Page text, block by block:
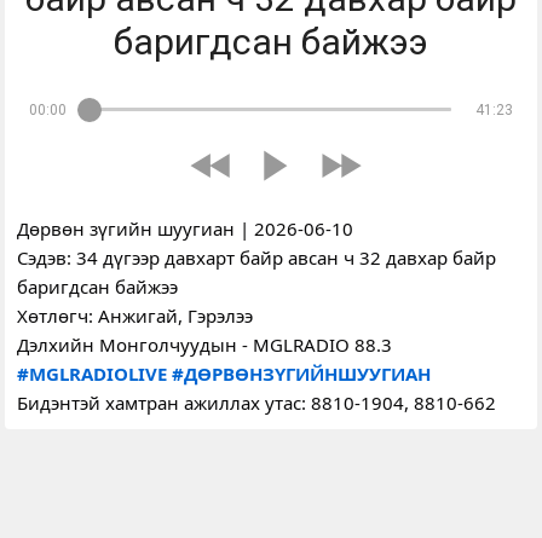
баригдсан байжээ
00:00 41:23
Дөрвөн зүгийн шуугиан | 2026-06-10
Сэдэв: 34 дүгээр давхарт байр авсан ч 32 давхар байр
баригдсан байжээ
Хөтлөгч: Анжигай, Гэрэлээ
Дэлхийн Монголчуудын - MGLRADIO 88.3
#MGLRADIOLIVE #ДӨРВӨНЗҮГИЙНШУУГИАН
Бидэнтэй хамтран ажиллах утас: 8810-1904, 8810-662